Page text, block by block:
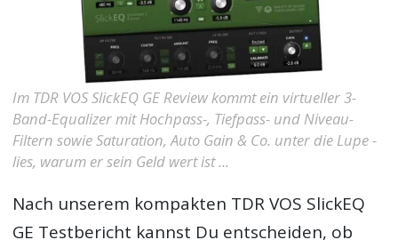
Im TDR VOS SlickEQ GE Review kommt ein virtueller 3-
Band-Equalizer mit Hochpass-, Tiefpass- und Niveau-
Filtern sowie Saturation, Auto Gain & Co. unter die Lupe -
lies, warum er sein Geld wert ist ...
Nach unserem kompakten TDR VOS SlickEQ
GE Testbericht kannst Du entscheiden, ob